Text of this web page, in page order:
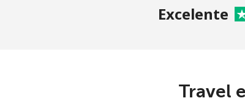
Excelente
Travel